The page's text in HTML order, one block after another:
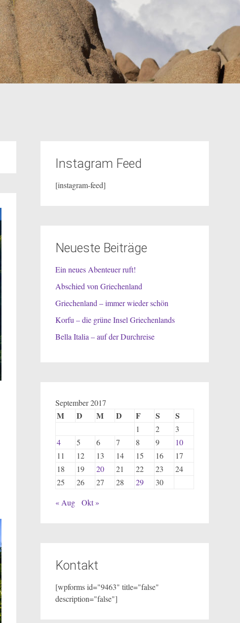
Instagram Feed
[instagram-feed]
Neueste Beiträge
Ein neues Abenteuer ruft!
Abschied von Griechenland
Griechenland – immer wieder schön
Korfu – die grüne Insel Griechenlands
Bella Italia – auf der Durchreise
September 2017
M D M D F S S
1 2
3
4
5 6 7 8 9
10
11
12 13 14 15 16
17
18
19 20 21 22 23
24
25
26 27 28 29
30
« Aug
Okt »
Kontakt
[wpforms id="9463" title="false"
description="false"]